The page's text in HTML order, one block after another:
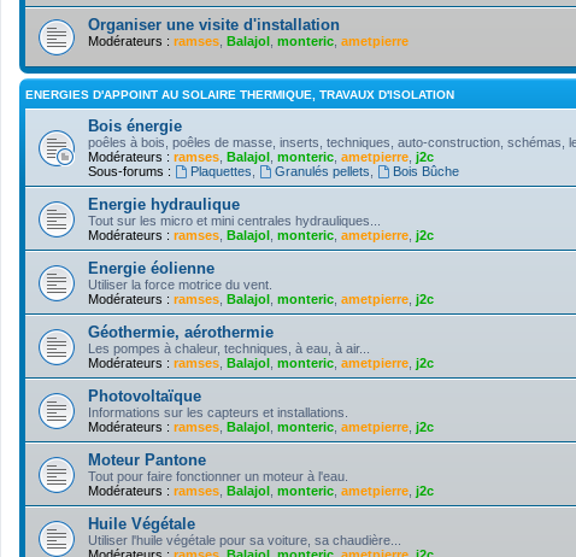
Organiser une visite d'installation
Modérateurs : ramses Balajol monteric ametpierre
ENERGIES D'APPOINT AU SOLAIRE THERMIQUE, TRAVAUX D'ISOLATION
Bois énergie
poêles à bois, poêles de masse, inserts, techniques, auto-construction, schémas,
Modérateurs : ramses Balajol monteric ametpierre j2c
Sous-forums :
Plaquettes Granulés pellets Bois Bûche
Energie hydraulique
Tout sur les micro et mini centrales hydrauliques...
Modérateurs : ramses Balajol monteric ametpierre j2c
Energie éolienne
Utiliser la force motrice du vent.
Modérateurs : ramses Balajol monteric ametpierre j2c
Géothermie, aérothermie
Les pompes à chaleur, techniques, à eau, à air...
Modérateurs : ramses Balajol monteric ametpierre j2c
Photovoltaïque
Informations sur les capteurs et installations.
Modérateurs : ramses Balajol monteric ametpierre j2c
Moteur Pantone
Tout pour faire fonctionner un moteur à l'eau.
Modérateurs : ramses Balajol monteric ametpierre j2c
Huile Végétale
Utiliser l'huile végétale pour sa voiture, sa chaudière...
Modérateurs : ramses Balajol monteric ametpierre j2c